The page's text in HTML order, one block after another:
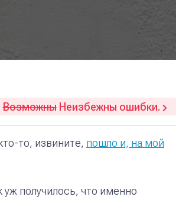
ВозможныНеизбежны ошибки.
то, извините, пошло и, на мой
получилось, что именно